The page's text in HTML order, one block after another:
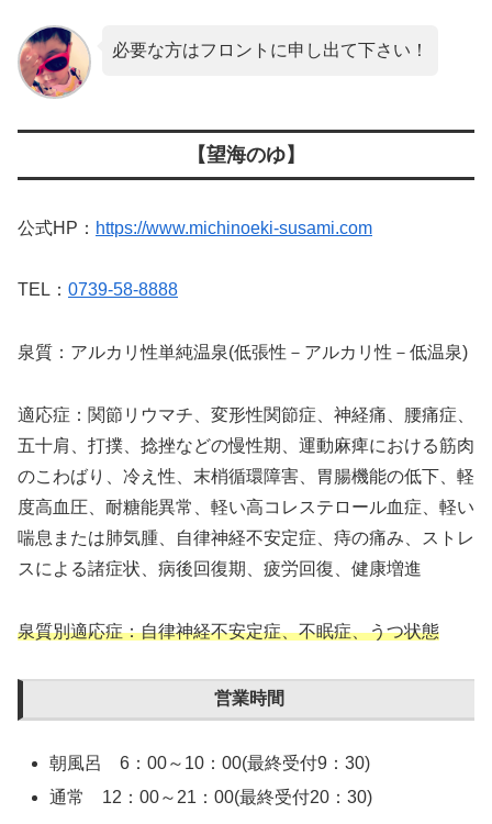
必要な方はフロントに申し出て下さい！
【望海のゆ】
公式HP： https://www.michinoeki-susami.com
TEL： 0739-58-8888
泉質：アルカリ性単純温泉(低張性－アルカリ性－低温泉)
適応症：関節リウマチ、変形性関節症、神経痛、腰痛症、
五十肩、打撲、捻挫などの慢性期、運動麻痺における筋肉
のこわばり、冷え性、末梢循環障害、胃腸機能の低下、軽
度高血圧、耐糖能異常、軽い高コレステロール血症、軽い
喘息または肺気腫、自律神経不安定症、痔の痛み、ストレ
スによる諸症状、病後回復期、疲労回復、健康増進
泉質別適応症：自律神経不安定症、不眠症、うつ状態
営業時間
朝風呂 6：00～10：00(最終受付9：30)
通常 12：00～21：00(最終受付20：30)